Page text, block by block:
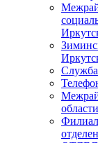
Служба
области